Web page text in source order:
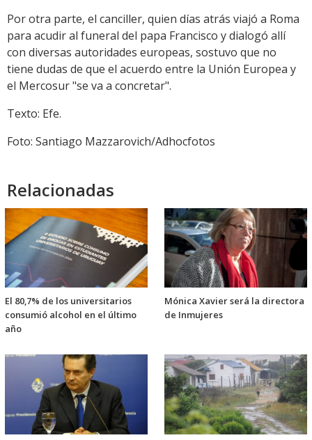
Por otra parte, el canciller, quien días atrás viajó a Roma
para acudir al funeral del papa Francisco y dialogó allí
con diversas autoridades europeas, sostuvo que no
tiene dudas de que el acuerdo entre la Unión Europea y
el Mercosur "se va a concretar".
Texto: Efe.
Foto: Santiago Mazzarovich/Adhocfotos
Relacionadas
El 80,7% de los universitarios
consumió alcohol en el último
año
Mónica Xavier será la directora
de Inmujeres